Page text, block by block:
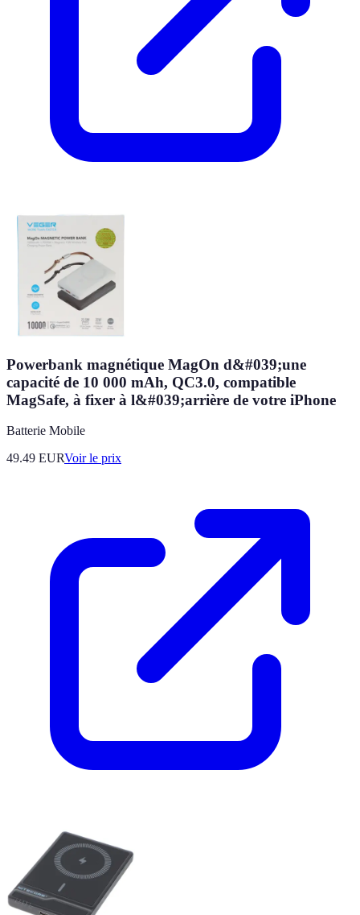
Powerbank magnétique MagOn d&#039;une
capacité de 10 000 mAh, QC3.0, compatible
MagSafe, à fixer à l&#039;arrière de votre iPhone
Batterie Mobile
49.49 EURVoir le prix